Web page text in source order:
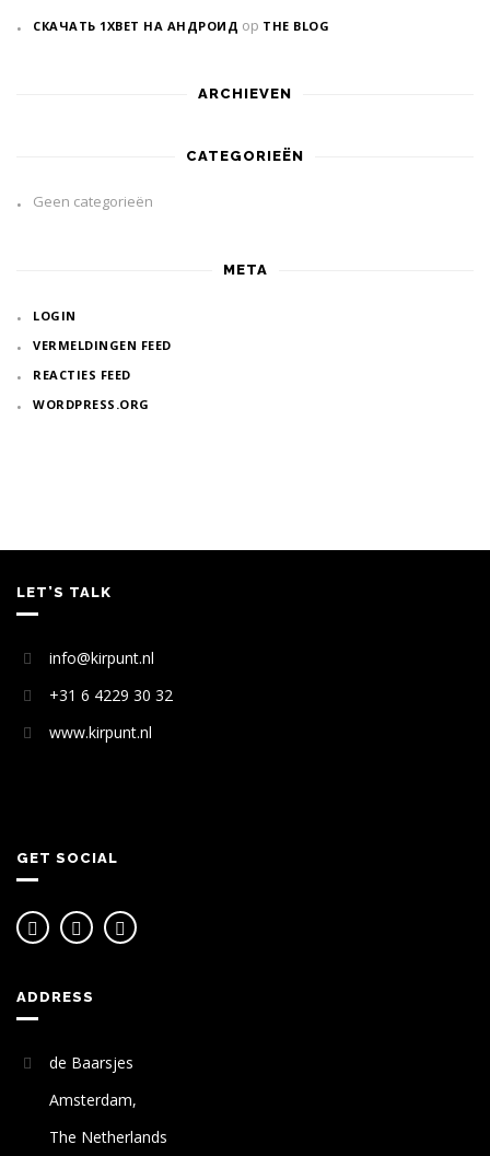
СКАЧАТЬ 1XBET НА АНДРОИД op THE BLOG
ARCHIEVEN
CATEGORIEËN
Geen categorieën
META
LOGIN
VERMELDINGEN FEED
REACTIES FEED
WORDPRESS.ORG
LET’S TALK
info@kirpunt.nl
+31 6 4229 30 32
www.kirpunt.nl
GET SOCIAL
ADDRESS
de Baarsjes
Amsterdam,
The Netherlands